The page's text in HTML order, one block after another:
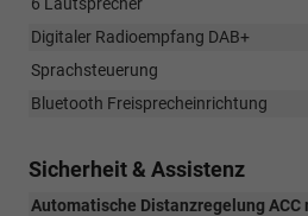
Digitaler Radioempfang DAB+
Sprachsteuerung
Bluetooth Freisprecheinrichtung
Sicherheit & Assistenz
Automatische Distanzregelung ACC